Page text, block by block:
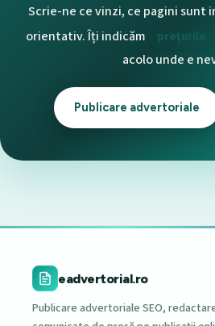
Scrie-ne ce vinzi, ce pagini
orientativ. Îți indicăm
prețurile
acolo unde e
Publicare advertoriale
eadvertorial.ro
Publicare advertoriale SEO,